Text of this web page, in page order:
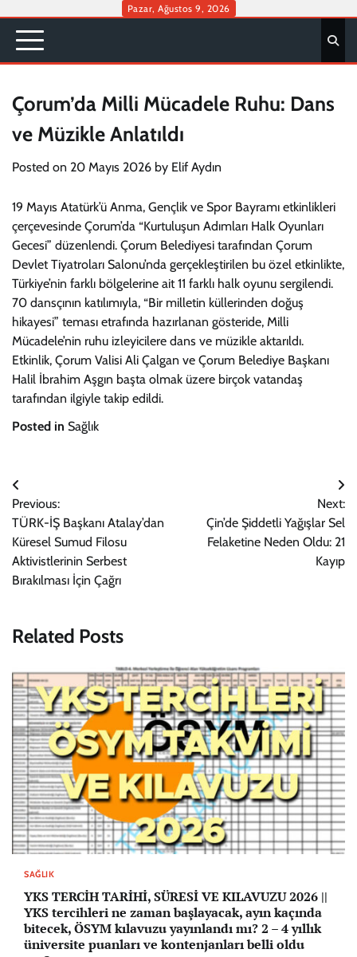
content
Pazar, Ağustos 9, 2026
Çorum’da Milli Mücadele Ruhu: Dans
ve Müzikle Anlatıldı
Posted on 20 Mayıs 2026 by Elif Aydın
19 Mayıs Atatürk’ü Anma, Gençlik ve Spor Bayramı etkinlikleri
çerçevesinde Çorum’da “Kurtuluşun Adımları Halk Oyunları
Gecesi” düzenlendi. Çorum Belediyesi tarafından Çorum
Devlet Tiyatroları Salonu’nda gerçekleştirilen bu özel etkinlikte,
Türkiye’nin farklı bölgelerine ait 11 farklı halk oyunu sergilendi.
70 dansçının katılımıyla, “Bir milletin küllerinden doğuş
hikayesi” teması etrafında hazırlanan gösteride, Milli
Mücadele’nin ruhu izleyicilere dans ve müzikle aktarıldı.
Etkinlik, Çorum Valisi Ali Çalgan ve Çorum Belediye Başkanı
Halil İbrahim Aşgın başta olmak üzere birçok vatandaş
tarafından ilgiyle takip edildi.
Posted in Sağlık
Yazı
gezinmesi
Previous:
TÜRK-İŞ Başkanı Atalay’dan
Küresel Sumud Filosu
Aktivistlerinin Serbest
Bırakılması İçin Çağrı
Next:
Çin’de Şiddetli Yağışlar Sel
Felaketine Neden Oldu: 21
Kayıp
Related Posts
SAĞLIK
YKS TERCİH TARİHİ, SÜRESİ VE KILAVUZU 2026 ||
YKS tercihleri ne zaman başlayacak, ayın kaçında
bitecek, ÖSYM kılavuzu yayınlandı mı? 2 – 4 yıllık
üniversite puanları ve kontenjanları belli oldu